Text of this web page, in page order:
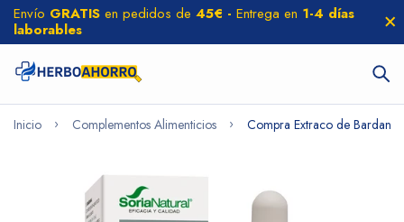
Envío GRATIS en pedidos de 45€ - Entrega en 1-4 días
laborables
Inicio Complementos Alimenticios Compra Extraco de